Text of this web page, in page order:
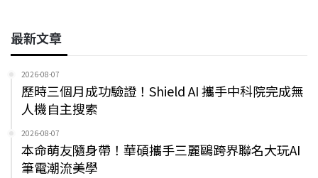
最新文章
2026-08-07
歷時三個月成功驗證！Shield AI 攜手中科院完成無
人機自主搜索
2026-08-07
本命萌友隨身帶！華碩攜手三麗鷗跨界聯名大玩AI
筆電潮流美學